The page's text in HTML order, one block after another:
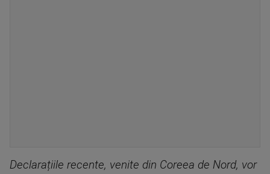
Declarațiile recente, venite din Coreea de Nord, vor